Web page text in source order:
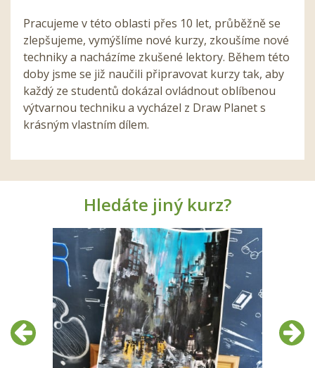
Pracujeme v této oblasti přes 10 let, průběžně se
zlepšujeme, vymýšlíme nové kurzy, zkoušíme nové
techniky a nacházíme zkušené lektory. Během této
doby jsme se již naučili připravovat kurzy tak, aby
každý ze studentů dokázal ovládnout oblíbenou
výtvarnou techniku a vycházel z Draw Planet s
krásným vlastním dílem.
Hledáte jiný kurz?
Předchozí Další